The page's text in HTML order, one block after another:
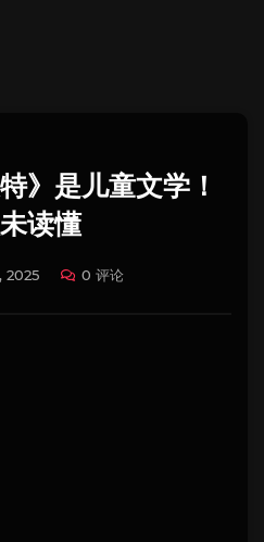
》是儿童文学！
读懂
2025 0 评论